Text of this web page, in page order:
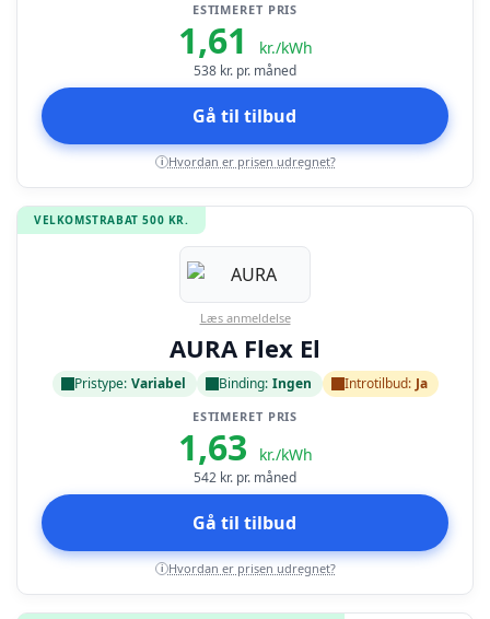
ESTIMERET PRIS
1,61 kr./kWh
538 kr. pr. måned
Gå til tilbud
i Hvordan er prisen udregnet?
VELKOMSTRABAT 500 KR.
Læs anmeldelse
AURA Flex El
Pristype: Variabel Binding: Ingen Introtilbud: Ja
ESTIMERET PRIS
1,63 kr./kWh
542 kr. pr. måned
Gå til tilbud
i Hvordan er prisen udregnet?